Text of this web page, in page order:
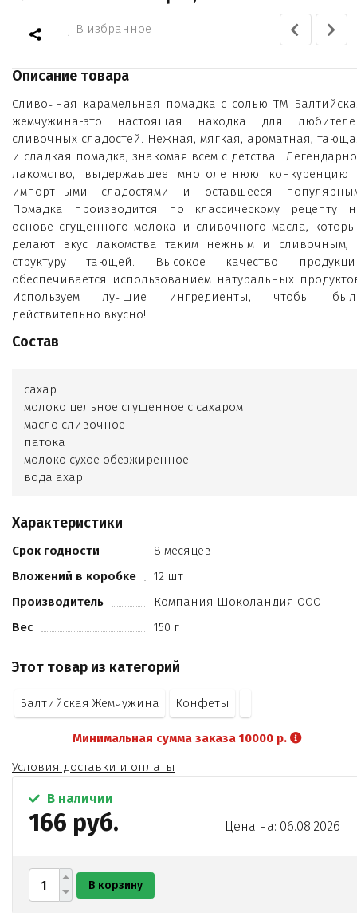
В избранное
Описание товара
Сливочная карамельная помадка с солью ТМ
жемчужина-это настоящая находка для
сливочных сладостей. Нежная, мягкая, ароматная,
и сладкая помадка, знакомая всем с детства.
лакомство, выдержавшее многолетнюю конкуренцию
импортными сладостями и оставшееся
Помадка производится по классическому рецепту
основе сгущенного молока и сливочного масла,
делают вкус лакомства таким нежным и сливочным,
структуру тающей. Высокое качество
обеспечивается использованием натуральных
Используем лучшие ингредиенты, чтобы
действительно вкусно!
Состав
сахар
молоко цельное сгущенное с сахаром
масло сливочное
патока
молоко сухое обезжиренное
вода ахар
молоко сухое обезжиренное
патока
Растворимый кофе сублимированный
ароматизатор "Бейлиз"
ферментный препарат микробного происхождения
могут содержаться следовые количества орехов
кунжута
Характеристики
Срок годности
8 месяцев
Вложений в коробке
12 шт
Производитель
Компания Шоколандия ООО
Вес
150 г
Этот товар из категорий
Балтийская Жемчужина Конфеты
Минимальная сумма заказа 10000 р.
Условия доставки и оплаты
В наличии
166 руб. Цена на: 06.08.2026
В корзину